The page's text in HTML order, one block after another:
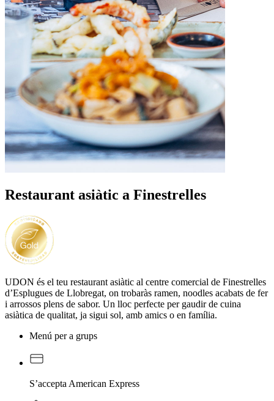
Restaurant asiàtic a Finestrelles
UDON és el teu restaurant asiàtic al centre comercial de Finestrelles
d’Esplugues de Llobregat, on trobaràs ramen, noodles acabats de fer
i arrossos plens de sabor. Un lloc perfecte per gaudir de cuina
asiàtica de qualitat, ja sigui sol, amb amics o en família.
Menú per a grups
S’accepta American Express